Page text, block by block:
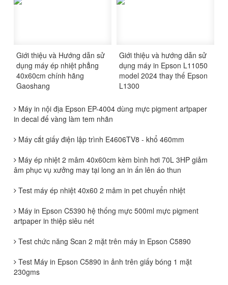
Giới thiệu và Hướng dẫn sử
dụng máy ép nhiệt phẳng
40x60cm chính hãng
Gaoshang
Giới thiệu và hướng dẫn sử
dụng máy in Epson L11050
model 2024 thay thế Epson
L1300
Máy in nội địa Epson EP-4004 dùng mực pigment artpaper
in decal đế vàng làm tem nhãn
Máy cắt giấy điện lập trình E4606TV8 - khổ 460mm
Máy ép nhiệt 2 mâm 40x60cm kèm bình hơi 70L 3HP giảm
âm phục vụ xưởng may tại long an in ấn lên áo thun
Test máy ép nhiệt 40x60 2 mâm in pet chuyển nhiệt
Máy in Epson C5390 hệ thống mực 500ml mực pigment
artpaper in thiệp siêu nét
Test chức năng Scan 2 mặt trên máy in Epson C5890
Test Máy in Epson C5890 in ảnh trên giấy bóng 1 mặt
230gms